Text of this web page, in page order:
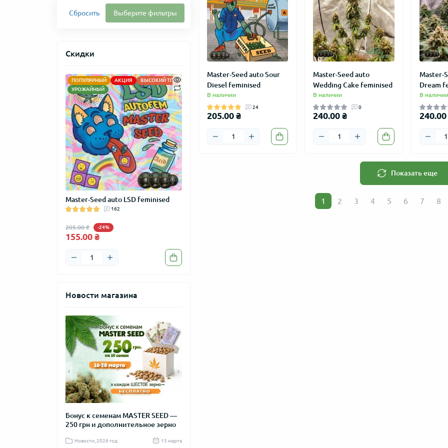
Сбросить Выберите фильтры
Скидки
ПОПУЛЯРНЫЙ АКЦИЯ
ВЫСОКИЙ ТГК
УРОЖАЙНЫЙ
Master-Seed auto LSD feminised
162
205.00 ₴ -24%
155.00 ₴
Колпак "LOVE GROW" сувенир
сталь 27 мм
Master-
Новости магазина
Бонус к семенам MASTER SEED —
250 грн и дополнительное зерно
Новости, 2026 год 15 марта
Master-Seed auto Sour
Diesel feminised
В наличии
24
205.00 ₴
Master-Seed auto
Wedding Cake feminised
В наличии
0
240.00 ₴
Master-
Dream
В наличии
240.00
Показать еще
1 2 3 4 5 6 7 8